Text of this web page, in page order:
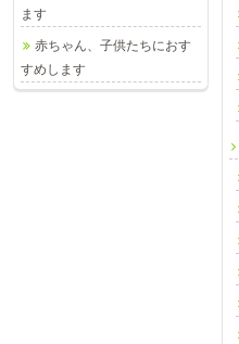
ます
赤ちゃん、子供たちにおす
すめします